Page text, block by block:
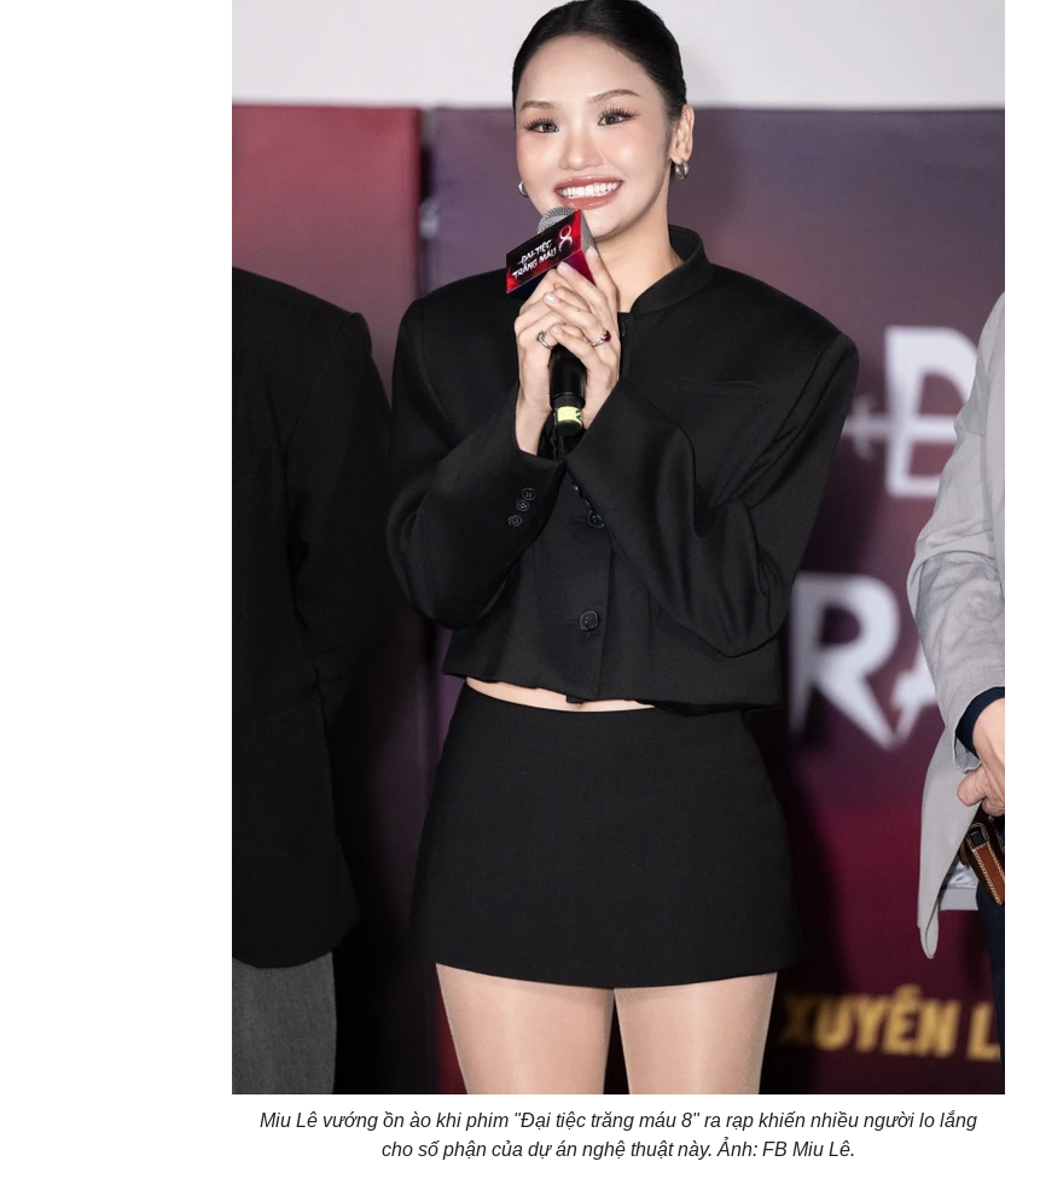
Miu Lê vướng ồn ào khi phim "Đại tiệc trăng máu 8" ra rạp khiến nhiều người lo lắng
cho số phận của dự án nghệ thuật này. Ảnh: FB Miu Lê.